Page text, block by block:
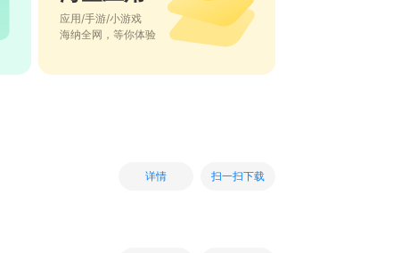
应用/手游/小游戏
海纳全网，等你体验
详情 扫一扫下载